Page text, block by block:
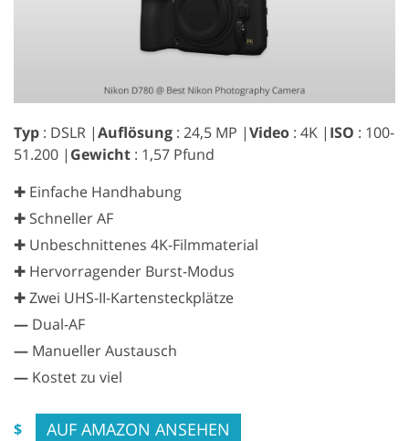
Typ : DSLR |Auflösung : 24,5 MP |Video : 4K | ISO : 100-
51.200 | Gewicht : 1,57 Pfund
✚ Einfache Handhabung
✚ Schneller AF
✚ Unbeschnittenes 4K-Filmmaterial
✚ Hervorragender Burst-Modus
✚ Zwei UHS-II-Kartensteckplätze
— Dual-AF
— Manueller Austausch
— Kostet zu viel
$ AUF AMAZON ANSEHEN